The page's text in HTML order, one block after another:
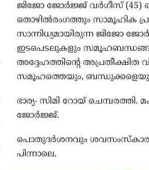
ജിജോ ജോർജ്ജ് വർഗീസ് (45)
തൊഴിൽരംഗത്തും സാമൂഹിക
സാന്നിധ്യമായിരുന്ന ജിജോ
ഇടപെടലുകളും
അദ്ദേഹത്തിന്റെ അപ്രതീക്ഷിത
സമൂഹത്തെയും,
ഭാര്യ- സിമി റോയ്
ജോർജ്ജ്.
പൊതുദർശനവും ശവസംസ്കാര
പിന്നാലെ.